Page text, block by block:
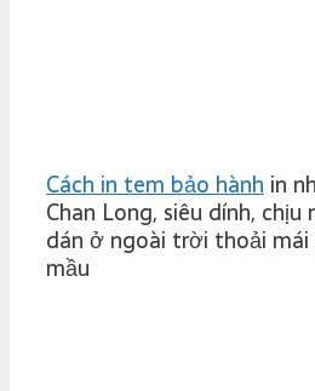
Cách in tem bảo hành in
Chan Long, siêu dính,
dán ở ngoài trời thoải mái
mầu